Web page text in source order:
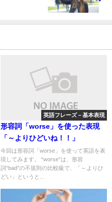
英語フレーズ－基本表現
形容詞「worse」を使った表現
「～よりひどいね！！」
今回は形容詞「worse」を使って英語を表
現してみます。 “worse”は、形容
詞“bad”の不規則の比較級で、「～よりひ
どい」というと...